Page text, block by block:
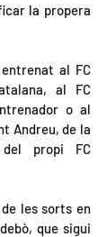
la propera
al FC
al FC
o al
Andreu, de la
propi FC
les sorts en
que sigui